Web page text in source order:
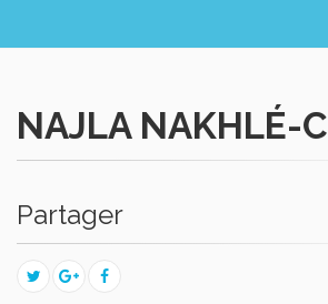
NAJLA NAKHLÉ-
Partager